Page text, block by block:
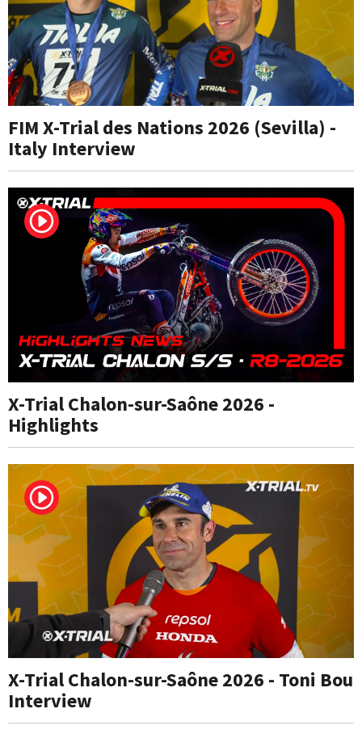
FIM X-Trial des Nations 2026 (Sevilla) -
Italy Interview
X-Trial Chalon-sur-Saône 2026 -
Highlights
X-Trial Chalon-sur-Saône 2026 - Toni Bou
Interview